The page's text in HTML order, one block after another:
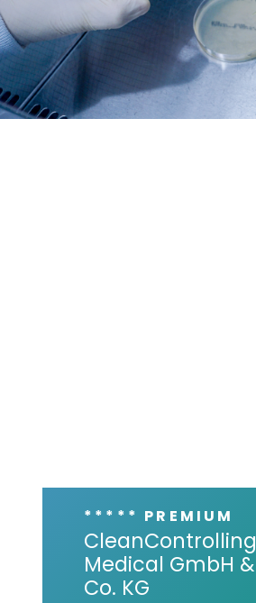
***** PREMIUM
CleanControlling
Medical GmbH &
Co. KG